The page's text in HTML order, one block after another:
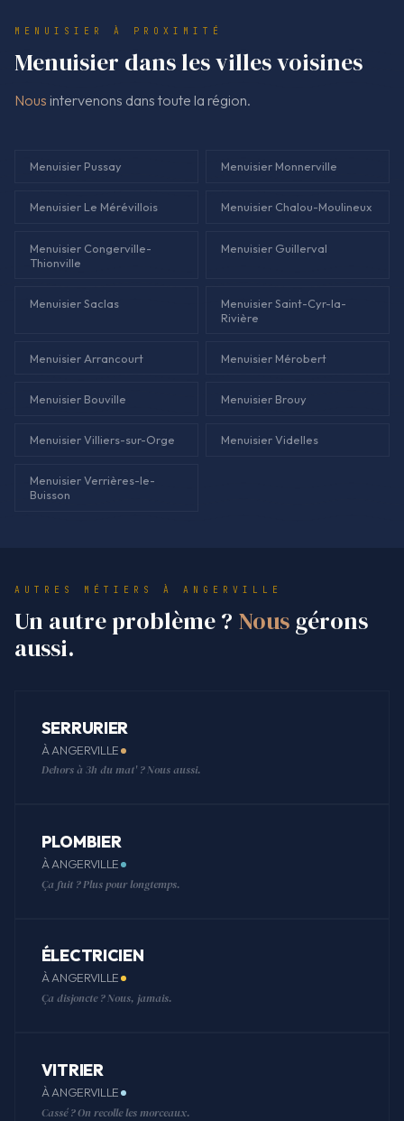
route.
MENUISIER À PROXIMITÉ
Menuisier dans les villes voisines
Nous intervenons dans toute la région.
Menuisier Pussay Menuisier Monnerville
Menuisier Le Mérévillois Menuisier Chalou-Moulineux
Menuisier Congerville-
Thionville
Menuisier Guillerval
Menuisier Saclas
Menuisier Saint-Cyr-la-
Rivière
Menuisier Arrancourt Menuisier Mérobert
Menuisier Bouville Menuisier Brouy
Menuisier Villiers-sur-Orge Menuisier Videlles
Menuisier Verrières-le-
Buisson
AUTRES MÉTIERS À ANGERVILLE
Un autre problème ? Nous gérons
aussi.
SERRURIER
À ANGERVILLE
Dehors à 3h du mat' ? Nous aussi.
PLOMBIER
À ANGERVILLE
Ça fuit ? Plus pour longtemps.
ÉLECTRICIEN
À ANGERVILLE
Ça disjoncte ? Nous, jamais.
VITRIER
À ANGERVILLE
Cassé ? On recolle les morceaux.